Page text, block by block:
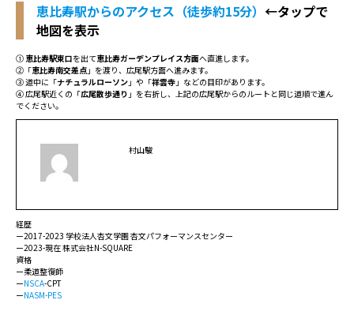
恵比寿駅からのアクセス（徒歩約15分） ←タップで
地図を表示
① 恵比寿駅東口を出て恵比寿ガーデンプレイス方面へ直進します。
②「恵比寿南交差点 」を渡り、広尾駅方面へ進みます。
③ 道中に「ナチュラルローソン 」や「祥雲寺 」などの目印があります。
④ 広尾駅近くの「広尾散歩通り 」を右折し、上記の広尾駅からのルートと同じ道順で進ん
でください。
村山駿
経歴
ー2017-2023 学校法人杏文学園 杏文パフォーマンスセンター
ー2023-現在 株式会社N-SQUARE
資格
ー柔道整復師
ーNSCA-CPT
ーNASM-PES